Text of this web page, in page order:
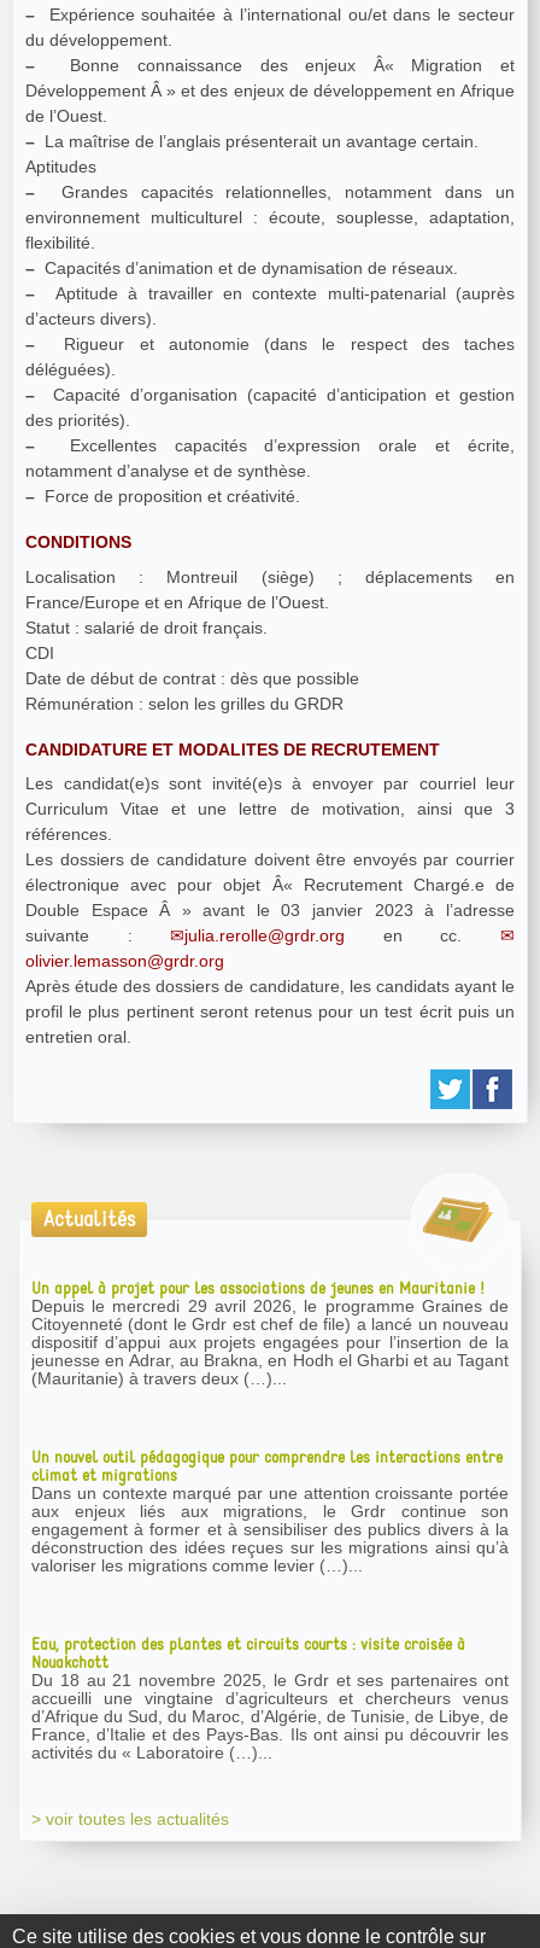
Ce site utilise des cookies et vous donne le contrôle sur
– Expérience souhaitée à l’international ou/et dans le secteur
du développement.
– Bonne connaissance des enjeux Â« Migration et
Développement Â » et des enjeux de développement en Afrique
de l’Ouest.
– La maîtrise de l’anglais présenterait un avantage certain.
Aptitudes
– Grandes capacités relationnelles, notamment dans un
environnement multiculturel : écoute, souplesse, adaptation,
flexibilité.
– Capacités d’animation et de dynamisation de réseaux.
– Aptitude à travailler en contexte multi-patenarial (auprès
d’acteurs divers).
– Rigueur et autonomie (dans le respect des taches
déléguées).
– Capacité d’organisation (capacité d’anticipation et gestion
des priorités).
– Excellentes capacités d’expression orale et écrite,
notamment d’analyse et de synthèse.
– Force de proposition et créativité.
CONDITIONS
Localisation : Montreuil (siège) ; déplacements en
France/Europe et en Afrique de l’Ouest.
Statut : salarié de droit français.
CDI
Date de début de contrat : dès que possible
Rémunération : selon les grilles du GRDR
CANDIDATURE ET MODALITES DE RECRUTEMENT
Les candidat(e)s sont invité(e)s à envoyer par courriel leur
Curriculum Vitae et une lettre de motivation, ainsi que 3
références.
Les dossiers de candidature doivent être envoyés par courrier
électronique avec pour objet Â« Recrutement Chargé.e de
Double Espace Â » avant le 03 janvier 2023 à l’adresse
suivante :
julia.rerolle@grdr.org
en cc.
olivier.lemasson@grdr.org
Après étude des dossiers de candidature, les candidats ayant le
profil le plus pertinent seront retenus pour un test écrit puis un
entretien oral.
Actualités
Un appel à projet pour les associations de jeunes en Mauritanie !
Depuis le mercredi 29 avril 2026, le programme Graines de
Citoyenneté (dont le Grdr est chef de file) a lancé un nouveau
dispositif d’appui aux projets engagées pour l’insertion de la
jeunesse en Adrar, au Brakna, en Hodh el Gharbi et au Tagant
(Mauritanie) à travers deux (…)...
Un nouvel outil pédagogique pour comprendre les interactions entre
climat et migrations
Dans un contexte marqué par une attention croissante portée
aux enjeux liés aux migrations, le Grdr continue son
engagement à former et à sensibiliser des publics divers à la
déconstruction des idées reçues sur les migrations ainsi qu’à
valoriser les migrations comme levier (…)...
Eau, protection des plantes et circuits courts : visite croisée à
Nouakchott
Du 18 au 21 novembre 2025, le Grdr et ses partenaires ont
accueilli une vingtaine d’agriculteurs et chercheurs venus
d’Afrique du Sud, du Maroc, d’Algérie, de Tunisie, de Libye, de
France, d’Italie et des Pays-Bas. Ils ont ainsi pu découvrir les
activités du « Laboratoire (…)...
> voir toutes les actualités